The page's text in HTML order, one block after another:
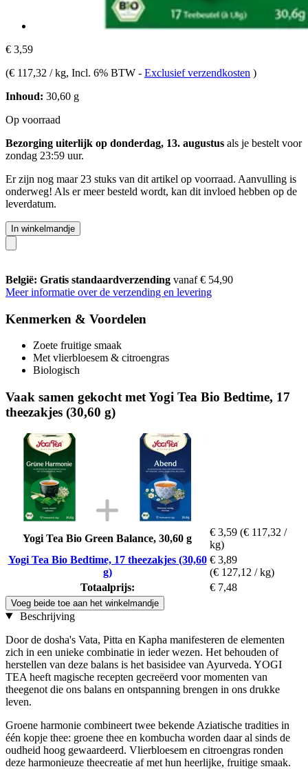
€ 3,59
(€ 117,32 / kg, Incl. 6% BTW - Exclusief verzendkosten )
Inhoud: 30,60 g
Op voorraad
Bezorging uiterlijk op donderdag, 13. augustus als je bestelt voor
zondag 23:59 uur.
Er zijn nog maar 23 stuks van dit artikel op voorraad. Aanvulling is
onderweg! Als er meer besteld wordt, kan dit invloed hebben op de
leverdatum.
In winkelmandje
België: Gratis standaardverzending vanaf € 54,90
Meer informatie over de verzending en levering
Kenmerken & Voordelen
Zoete fruitige smaak
Met vlierbloesem & citroengras
Biologisch
Vaak samen gekocht met Yogi Tea Bio Bedtime, 17
theezakjes (30,60 g)
Yogi Tea Bio Green Balance, 30,60 g
€ 3,59 (€ 117,32 /
kg)
Yogi Tea Bio Bedtime, 17 theezakjes (30,60
g)
€ 3,89
(€ 127,12 / kg)
Totaalprijs:
€ 7,48
Voeg beide toe aan het winkelmandje
Beschrijving
Door de dosha's Vata, Pitta en Kapha manifesteren de elementen
zich in een unieke combinatie in ieder wezen. Het behouden of
herstellen van deze balans is het basisidee van Ayurveda. YOGI
TEA heeft magische recepten gecreëerd voor momenten van
theegenot die ons balans en ontspanning brengen in ons drukke
leven.
Groene harmonie combineert twee bekende Aziatische tradities in
één kopje thee: groene thee en kombucha worden daar al sinds de
oudheid hoog gewaardeerd. Vlierbloesem en citroengras ronden
deze harmonieuze theecreatie af met hun heerlijke, fruitige smaak.